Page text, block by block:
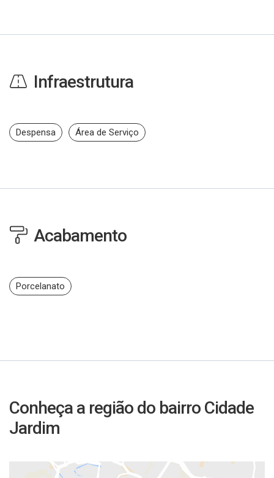
Infraestrutura
Despensa Área de Serviço
Acabamento
Porcelanato
Conheça a região do bairro Cidade
Jardim